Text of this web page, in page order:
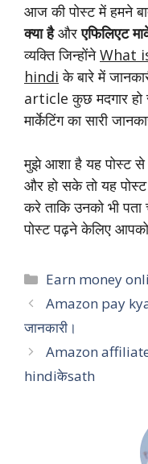
आज की पोस्ट में हमने
क्या हैऔरएफिलिएट
व्यक्ति जिन्होंनेWhat
hindi के बारे में
article कुछ मदगार हो
मार्केटिंग का सारी
मुझे आशा है यह पोस्ट से
और हो सके तो यह
करे ताकि उनको भी
पोस्ट पढ़ने केलिए
Categories
Earn money
Amazon pay
जानकारी।
Amazon affiliate
hindiकेsath